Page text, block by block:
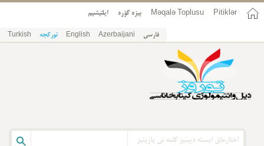
Pitiklər
Məqalə Toplusu بیزه گؤره ایلتیشیم
فارسی Azerbaijani
English تورکجه Turkish